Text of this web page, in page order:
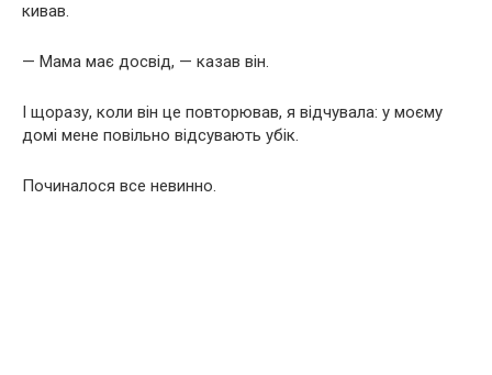
кивав.
— Мама має досвід, — казав він.
І щоразу, коли він це повторював, я відчувала: у моєму
домі мене повільно відсувають убік.
Починалося все невинно.